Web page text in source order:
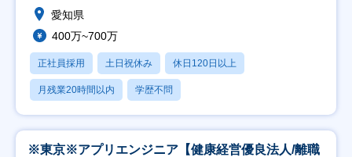
愛知県
400万~700万
正社員採用 土日祝休み 休日120日以上
月残業20時間以内 学歴不問
※東京※アプリエンジニア【健康経営優良法人/離職